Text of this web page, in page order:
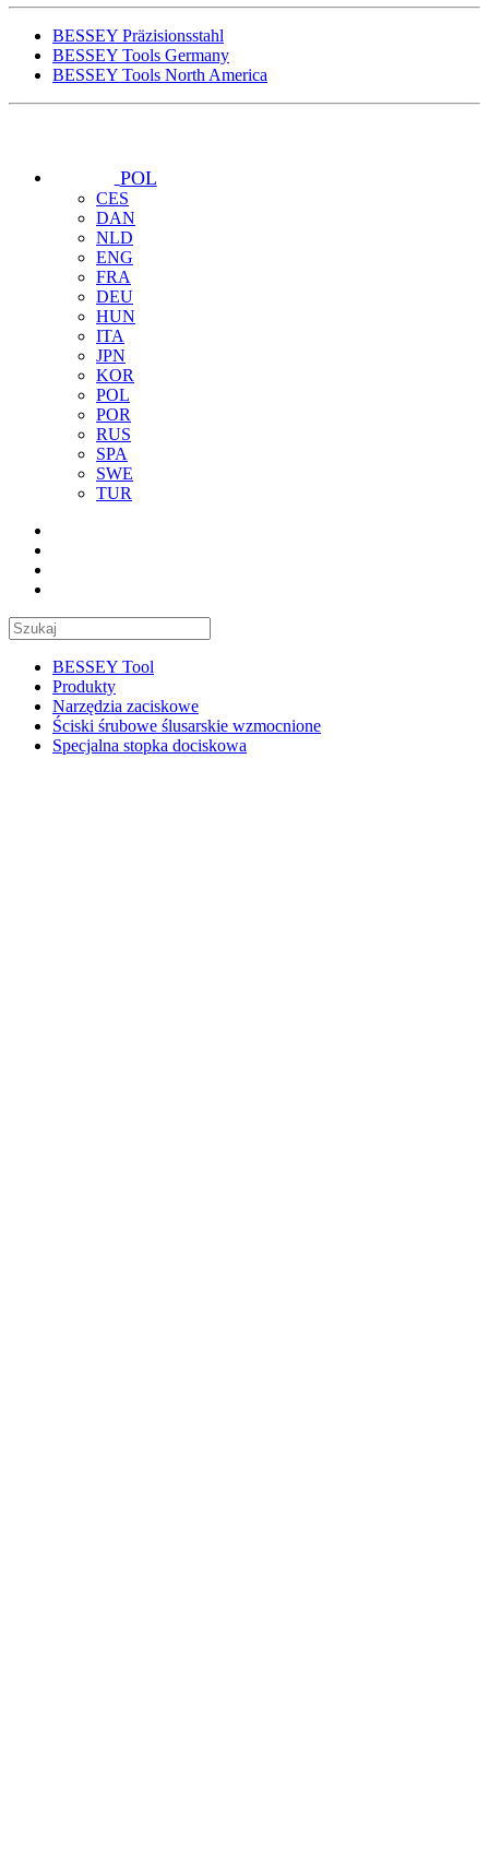
BESSEY Präzisionsstahl
BESSEY Tools Germany
BESSEY Tools North America
POL
CES
DAN
NLD
ENG
FRA
DEU
HUN
ITA
JPN
KOR
POL
POR
RUS
SPA
SWE
TUR
BESSEY Tool
Produkty
Narzędzia zaciskowe
Ściski śrubowe ślusarskie wzmocnione
Specjalna stopka dociskowa